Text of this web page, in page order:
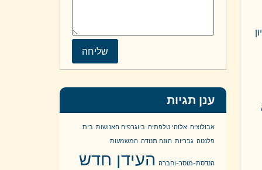
ענן תגיות
אבולוציה אלוהי טלפתיה ביוגרפיה האנושות בית
פלנטה גבריות הזנה תנודה המשמעות
הנדסת-מוסר-וחברה העידן חדש